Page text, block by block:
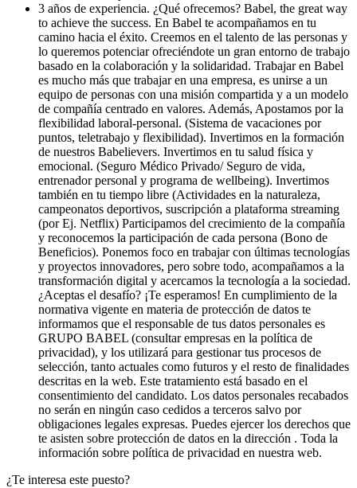
3 años de experiencia. ¿Qué ofrecemos? Babel, the great way
to achieve the success. En Babel te acompañamos en tu
camino hacia el éxito. Creemos en el talento de las personas y
lo queremos potenciar ofreciéndote un gran entorno de trabajo
basado en la colaboración y la solidaridad. Trabajar en Babel
es mucho más que trabajar en una empresa, es unirse a un
equipo de personas con una misión compartida y a un modelo
de compañía centrado en valores. Además, Apostamos por la
flexibilidad laboral-personal. (Sistema de vacaciones por
puntos, teletrabajo y flexibilidad). Invertimos en la formación
de nuestros Babelievers. Invertimos en tu salud física y
emocional. (Seguro Médico Privado/ Seguro de vida,
entrenador personal y programa de wellbeing). Invertimos
también en tu tiempo libre (Actividades en la naturaleza,
campeonatos deportivos, suscripción a plataforma streaming
(por Ej. Netflix) Participamos del crecimiento de la compañía
y reconocemos la participación de cada persona (Bono de
Beneficios). Ponemos foco en trabajar con últimas tecnologías
y proyectos innovadores, pero sobre todo, acompañamos a la
transformación digital y acercamos la tecnología a la sociedad.
¿Aceptas el desafío? ¡Te esperamos! En cumplimiento de la
normativa vigente en materia de protección de datos te
informamos que el responsable de tus datos personales es
GRUPO BABEL (consultar empresas en la política de
privacidad), y los utilizará para gestionar tus procesos de
selección, tanto actuales como futuros y el resto de finalidades
descritas en la web. Este tratamiento está basado en el
consentimiento del candidato. Los datos personales recabados
no serán en ningún caso cedidos a terceros salvo por
obligaciones legales expresas. Puedes ejercer los derechos que
te asisten sobre protección de datos en la dirección . Toda la
información sobre política de privacidad en nuestra web.
¿Te interesa este puesto?